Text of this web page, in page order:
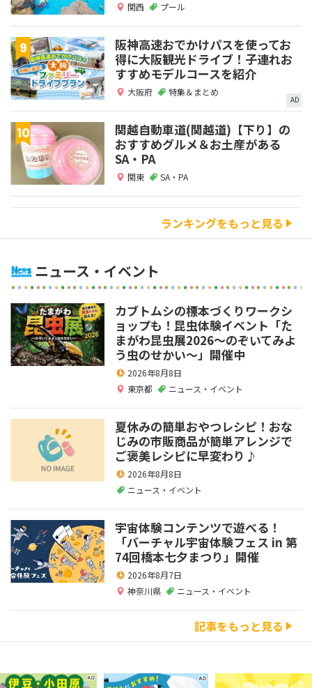
関西 プール
阪神高速おでかけパスを使ってお
得に大阪観光ドライブ！子連れお
すすめモデルコースを紹介
大阪府 特集＆まとめ
AD
関越自動車道(関越道)【下り】の
おすすめグルメ＆お土産がある
SA・PA
関東 SA・PA
ランキングをもっと見る
ニュース・イベント
カブトムシの標本づくりワークシ
ョップも！昆虫体験イベント「た
まがわ昆虫展2026～のぞいてみよ
う虫のせかい～」開催中
2026年8月8日
東京都
ニュース・イベント
夏休みの簡単おやつレシピ！おな
じみの市販商品が簡単アレンジで
ご褒美レシピに早変わり♪
2026年8月8日
ニュース・イベント
宇宙体験コンテンツで遊べる！
「バーチャル宇宙体験フェス in 第
74回橋本七夕まつり」開催
2026年8月7日
神奈川県
ニュース・イベント
記事をもっと見る